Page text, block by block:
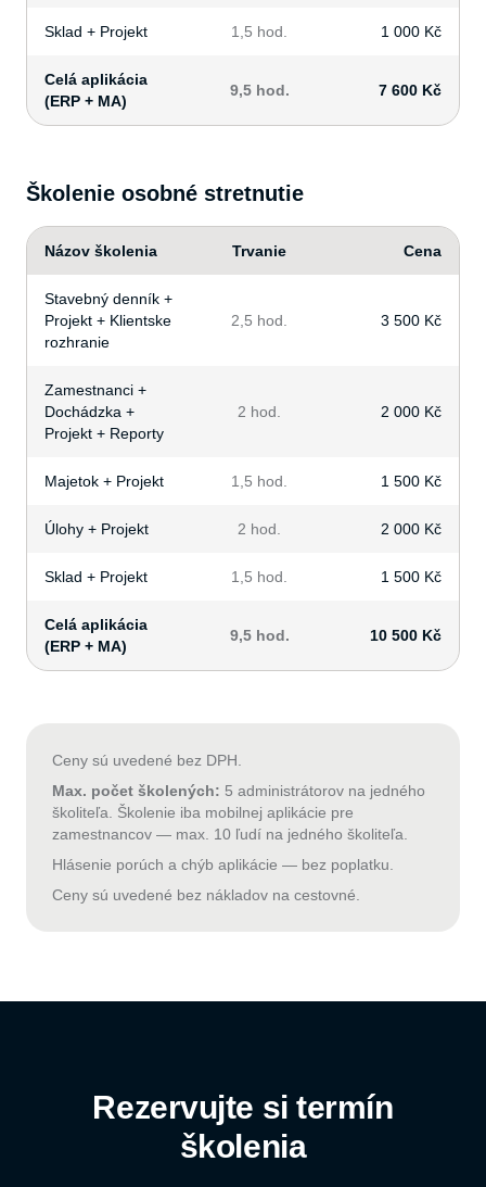
Sklad + Projekt 1,5 hod. 1 000 Kč
Celá aplikácia
(ERP + MA)
9,5 hod. 7 600 Kč
Školenie osobné stretnutie
Názov školenia Trvanie Cena
Stavebný denník +
Projekt + Klientske
rozhranie
2,5 hod. 3 500 Kč
Zamestnanci +
Dochádzka +
Projekt + Reporty
2 hod. 2 000 Kč
Majetok + Projekt 1,5 hod. 1 500 Kč
Úlohy + Projekt 2 hod. 2 000 Kč
Sklad + Projekt 1,5 hod. 1 500 Kč
Celá aplikácia
(ERP + MA)
9,5 hod. 10 500 Kč
Ceny sú uvedené bez DPH.
Max. počet školených: 5 administrátorov na jedného
školiteľa. Školenie iba mobilnej aplikácie pre
zamestnancov — max. 10 ľudí na jedného školiteľa.
Hlásenie porúch a chýb aplikácie — bez poplatku.
Ceny sú uvedené bez nákladov na cestovné.
Rezervujte si termín
školenia